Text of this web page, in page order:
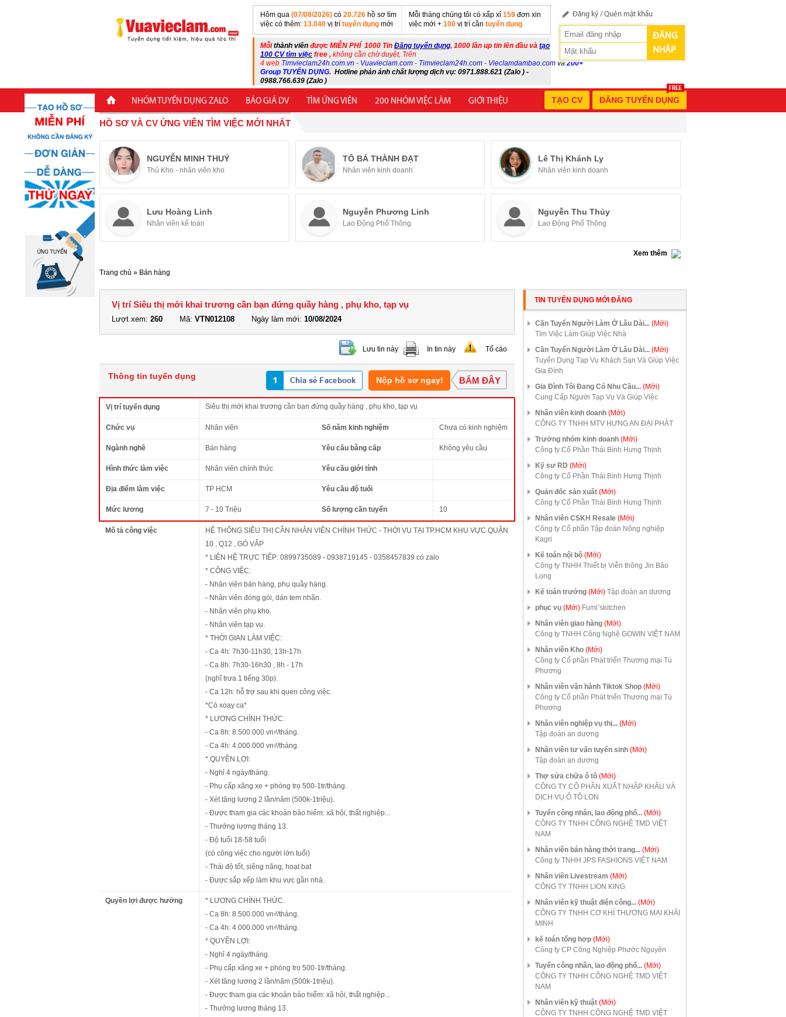
Hôm qua (07/08/2026) có 20.726 hồ sơ tìm
việc có thêm: 13.040 vị trí tuyển dụng mới
Mỗi tháng chúng tôi có xấp xỉ 159 đơn xin
việc mới + 100 vị trí cần tuyển dụng
Mỗithành viên được MIỄN PHÍ 1000 Tin Đăng tuyển dụng, 1000 lần up tin lên đầu và tạo
100 CV tìm việc free , không cần chờ duyệt, Trên
4 web Timvieclam24h.com.vn - Vuavieclam.com - Timvieclam24h.com - Vieclamdambao.com và 200+
Group TUYỂN DỤNG. Hotline phản ánh chất lượng dịch vụ: 0971.888.621 (Zalo ) -
0988.766.639 (Zalo )
Đăng ký /Quên mật khẩu
ĐĂNG
NHẬP
NHÓM TUYỂN DỤNG ZALO BÁO GIÁ DV TÌM ỨNG VIÊN 200 NHÓM VIỆC LÀM GIỚI THIỆU ĐĂNG TUYỂN DỤNG
TẠO CV
HỒ SƠ VÀ CV ỨNG VIÊN TÌM VIỆC MỚI NHẤT
NGUYỄN MINH THUÝ
Thủ Kho - nhân viên kho
TÔ BÁ THÀNH ĐẠT
Nhân viên kinh doanh
Lê Thị Khánh Ly
Nhân viên kinh doanh
Lưu Hoàng Linh
Nhân viên kế toán
Nguyễn Phương Linh
Lao Động Phổ Thông
Nguyễn Thu Thủy
Lao Động Phổ Thông
Xem thêm
Trang chủ » Bán hàng
Vị trí Siêu thị mới khai trương cần bạn đứng quầy hàng , phụ kho, tạp vụ
Lượt xem: 260 Mã: VTN012108 Ngày làm mới: 10/08/2024
Lưu tin này In tin này Tố cáo
Thông tin tuyển dụng Nộp hồ sơ ngay! BẤM ĐÂY
Vị trí tuyển dụng Siêu thị mới khai trương cần bạn đứng quầy hàng , phụ kho, tạp vụ
Chức vụ Nhân viên Số năm kinh nghiệm Chưa có kinh nghiệm
Ngành nghề Bán hàng Yêu cầu bằng cấp Không yêu cầu
Hình thức làm việc Nhân viên chính thức Yêu cầu giới tính
Địa điểm làm việc TP HCM Yêu cầu độ tuổi
Mức lương 7 - 10 Triệu Số lượng cần tuyển 10
Mô tả công việc
HỆ THỐNG SIÊU THỊ CẦN NHÂN VIÊN CHÍNH THỨC - THỜI VỤ TẠI TP.HCM KHU VỰC QUẬN
10 , Q12 , GÒ VẤP
* LIÊN HỆ TRỰC TIẾP: 0899735089 - 0938719145 - 0358457839 có zalo
* CÔNG VIỆC:
- Nhân viên bán hàng, phụ quầy hàng.
- Nhân viên đóng gói, dán tem nhãn.
- Nhân viên phụ kho.
- Nhân viên tạp vụ.
* THỜI GIAN LÀM VIỆC:
- Ca 4h: 7h30-11h30, 13h-17h.
- Ca 8h: 7h30-16h30 , 8h - 17h
(nghĩ trưa 1 tiếng 30p).
- Ca 12h: hỗ trợ sau khi quen công việc.
*Có xoay ca*
* LƯƠNG CHÍNH THỨC.
- Ca 8h: 8.500.000 vn₫/tháng.
- Ca 4h: 4.000.000 vn₫/tháng.
* QUYỀN LỢI:
- Nghỉ 4 ngày/tháng.
- Phụ cấp xăng xe + phòng trọ 500-1tr/tháng.
- Xét tăng lương 2 lần/năm (500k-1triệu).
- Được tham gia các khoản bảo hiểm: xã hội, thất nghiệp...
- Thưởng lương tháng 13.
- Độ tuổi 18-58 tuổi
(có công việc cho người lớn tuổi)
- Thái độ tốt, siêng năng, hoạt bat
- Được sắp xếp làm khu vực gần nhà.
Quyền lợi được hưởng
* LƯƠNG CHÍNH THỨC.
- Ca 8h: 8.500.000 vn₫/tháng.
- Ca 4h: 4.000.000 vn₫/tháng.
* QUYỀN LỢI:
- Nghỉ 4 ngày/tháng.
- Phụ cấp xăng xe + phòng trọ 500-1tr/tháng.
- Xét tăng lương 2 lần/năm (500k-1triệu).
- Được tham gia các khoản bảo hiểm: xã hội, thất nghiệp...
- Thưởng lương tháng 13.
TIN TUYỂN DỤNG MỚI ĐĂNG
Cần Tuyển Người Làm Ở Lâu Dài... (Mới)
Tìm Việc Làm Giúp Việc Nhà
Cần Tuyển Người Làm Ở Lâu Dài... (Mới)
Tuyển Dụng Tạp Vụ Khách Sạn Và Giúp Việc
Gia Đình
Gia Đình Tôi Đang Có Nhu Cầu... (Mới)
Cung Cấp Người Tạp Vụ Và Giúp Việc
Nhân viên kinh doanh (Mới)
CÔNG TY TNHH MTV HƯNG AN ĐẠI PHÁT
Trưởng nhóm kinh doanh (Mới)
Công ty Cổ Phần Thái Bình Hưng Thịnh
Kỹ sư RD (Mới)
Công ty Cổ Phần Thái Bình Hưng Thịnh
Quản đốc sản xuất (Mới)
Công ty Cổ Phần Thái Bình Hưng Thịnh
Nhân viên CSKH Resale (Mới)
Công ty Cổ phần Tập đoàn Nông nghiệp
Kagri
Kế toán nội bộ (Mới)
Công ty TNHH Thiết bị Viễn thông Jin Bảo
Long
Kế toán trưởng (Mới) Tập đoàn an dương
phục vụ (Mới) Fumi’skitchen
Nhân viên giao hàng (Mới)
Công ty TNHH Công Nghệ GOWIN VIỆT NAM
Nhân viên Kho (Mới)
Công ty Cổ phần Phát triển Thương mại Tú
Phương
Nhân viên vận hành Tiktok Shop (Mới)
Công ty Cổ phần Phát triển Thương mại Tú
Phương
Nhân viên nghiệp vụ thị... (Mới)
Tập đoàn an dương
Nhân viên tư vấn tuyển sinh (Mới)
Tập đoàn an dương
Thợ sửa chữa ô tô (Mới)
CÔNG TY CỔ PHẦN XUẤT NHẬP KHẨU VÀ
DỊCH VỤ Ô TÔ LON
Tuyển công nhân, lao động phổ... (Mới)
CÔNG TY TNHH CÔNG NGHỆ TMD VIỆT
NAM
Nhân viên bán hàng thời trang... (Mới)
Công ty TNHH JPS FASHIONS VIỆT NAM
Nhân viên Livestream (Mới)
CÔNG TY TNHH LION KING
Nhân viên kỹ thuật điện công... (Mới)
CÔNG TY TNHH CƠ KHÍ THƯƠNG MẠI KHẢI
MINH
kế toán tổng hợp (Mới)
Công ty CP Công Nghiệp Phước Nguyên
Tuyển công nhân, lao động phổ... (Mới)
CÔNG TY TNHH CÔNG NGHỆ TMD VIỆT
NAM
Nhân viên kỹ thuật (Mới)
CÔNG TY TNHH CÔNG NGHỆ TMD VIỆT